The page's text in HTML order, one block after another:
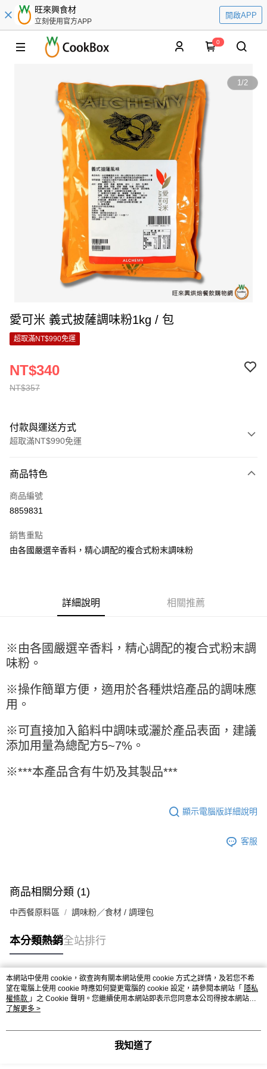
旺來興食材
立刻使用官方APP
開啟APP
0
1/2
愛可米 義式披薩調味粉1kg / 包
超取滿NT$990免運
NT$357
NT$340
付款與運送方式
超取滿NT$990免運
信用卡一次付款
超商取貨付款
Apple Pay
相關說明
【關於「AFTEE先享後付」】
便利好安心！
１．簡單：不需註冊會員、不需綁卡、不需儲值。
２．便利：只要手機號碼，簡訊認證，即可結帳。
【「AFTEE先享後付」結帳流程】
１．於結帳方式選擇「AFTEE先享後付」後，將跳轉至「AFTEE先享後付」
２．訂單成立數日內，您將收到繳費通知簡訊。
購買商品的店家。未經商家同意取消之訂單仍視為有效，需透過AFTEE先享
※ 交易是否成功請以「AFTEE先享後付 」之結帳頁面顯示為準，若有關於
是否繳費成功／繳費後需取消欲退款等相關疑問，請聯繫「AFTEE先享後付
１．透過由恩沛科技股份有限公司提供之「AFTEE先享後付」服務完成之交
易，需依本服務之必要範圍內提供個人資料，並將交易相關給付款項請求債
權轉讓予恩沛科技股份有限公司。
３．未成年的使用者請事先徵得法定代理人或監護人之同意方可使用
「AFTEE先享後付」，若未經同意申辦者引起之損失，本公司不負相關責
任。
４．使用「AFTEE先享後付」時，將依據個別帳號之用戶狀況，依本公司即
時審查核予不同之上限額度；若仍有額度不足之情形，本公司將視審查結果
請求用戶進行身份認證。
５．嚴禁一人註冊多個帳號或使用他人資訊註冊。若發現惡意使用之情形，
運送方式
kg
每筆NT$90，滿NT$990(含以上)免運費
付款後全家取貨-重量限制含紙箱10kg，請控制商品重量在9~
9.5kg
每筆NT$90，滿NT$990(含以上)免運費
宅配-新竹物流
每筆NT$120，滿NT$2,000(含以上)免運費
商品特色
商品編號
8859831
銷售重點
由各國嚴選辛香料，精心調配的複合式粉末調味粉
詳細說明 相關推薦
※由各國嚴選辛香料，精心調配的複合式粉末調
味粉。
※操作簡單方便，適用於各種烘焙產品的調味應
用。
※可直接加入餡料中調味或灑於產品表面，建議
添加用量為總配方5~7%。
※***本產品含有牛奶及其製品***
顯示電腦版詳細說明
客服
商品相關分類 (1)
中西餐原料區 調味粉／食材 / 調理包
本分類熱銷全站排行
熱門標籤
本網站中使用 cookie，欲查詢有關本網站使用 cookie 方式之詳情，及若您不希
望在電腦上使用 cookie 時應如何變更電腦的 cookie 設定，請參閱本網站「 隱私
權條款 」之 Cookie 聲明。您繼續使用本網站即表示您同意本公司得按本網站使
用條款之 Cookie 聲明使用 cookie。
了解更多 >
我知道了